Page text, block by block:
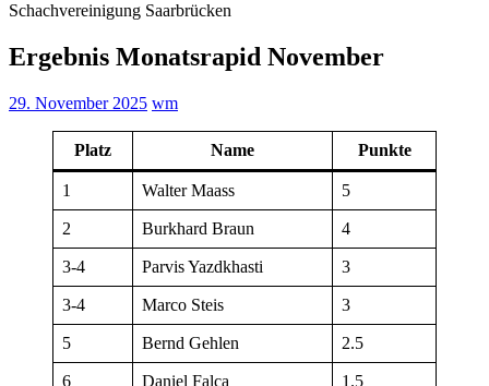
Schachvereinigung Saarbrücken
Ergebnis Monatsrapid November
29. November 2025 wm
Platz Name Punkte
1 Walter Maass 5
2 Burkhard Braun 4
3-4 Parvis Yazdkhasti 3
3-4 Marco Steis 3
5 Bernd Gehlen 2.5
6 Daniel Falca 1.5